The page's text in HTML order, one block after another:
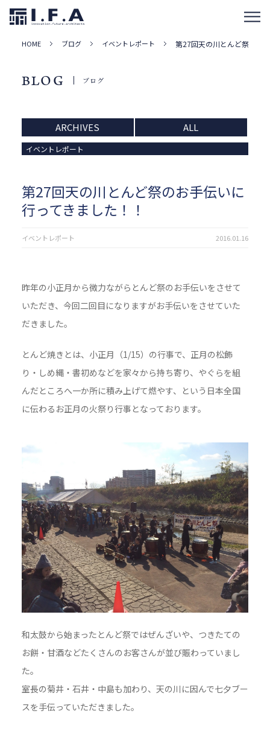
HOME ブログ イベントレポート 第27回天の川とんど祭のお
BLOG ブログ
ARCHIVES ALL
イベントレポート
第27回天の川とんど祭のお手伝いに
行ってきました！！
イベントレポート 2016.01.16
昨年の小正月から微力ながらとんど祭のお手伝いをさせて
いただき、今回二回目になりますがお手伝いをさせていた
だきました。
とんど焼きとは、小正月（1/15）の行事で、正月の松飾
り・しめ縄・書初めなどを家々から持ち寄り、やぐらを組
んだところへ一か所に積み上げて燃やす、という日本全国
に伝わるお正月の火祭り行事となっております。
和太鼓から始まったとんど祭ではぜんざいや、つきたての
お餅・甘酒などたくさんのお客さんが並び賑わっていまし
た。
室長の菊井・石井・中島も加わり、天の川に因んで七夕ブー
スを手伝っていただきました。